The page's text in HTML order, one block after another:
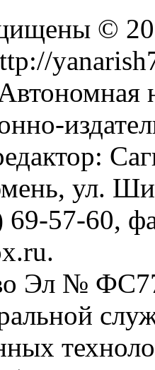
©
ул.
69-57-60,
Эл №